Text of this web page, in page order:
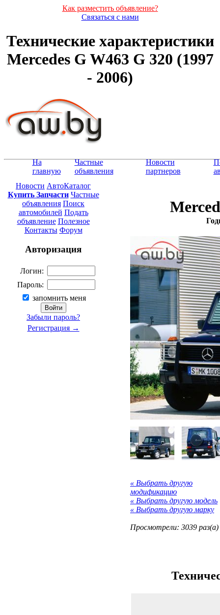
Как разместить объявление?
Связаться с нами
Технические характеристики
Mercedes G W463 G 320 (1997
- 2006)
На
главную
Частные
объявления
Новости
партнеров
Новости АвтоКаталог
Купить Запчасти Частные
объявления Поиск
автомобилей Подать
объявление Полезное
Контакты Форум
Авторизация
Логин:
Пароль:
запомнить меня
Забыли пароль?
Регистрация →
« Выбрать другую
модификацию
« Выбрать другую модель
« Выбрать другую марку
Просмотрели: 3039 раз(а)